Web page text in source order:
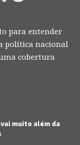
para entender
política nacional
cobertura
muito além da